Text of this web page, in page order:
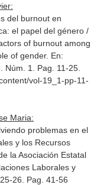
del burnout en
el papel del género /
of burnout among
of gender. En:
Núm. 1. Pag. 11-25.
vol-19_1-pp-11-
Maria:
problemas en el
y los Recursos
la Asociación Estatal
Laborales y
26. Pag. 41-56